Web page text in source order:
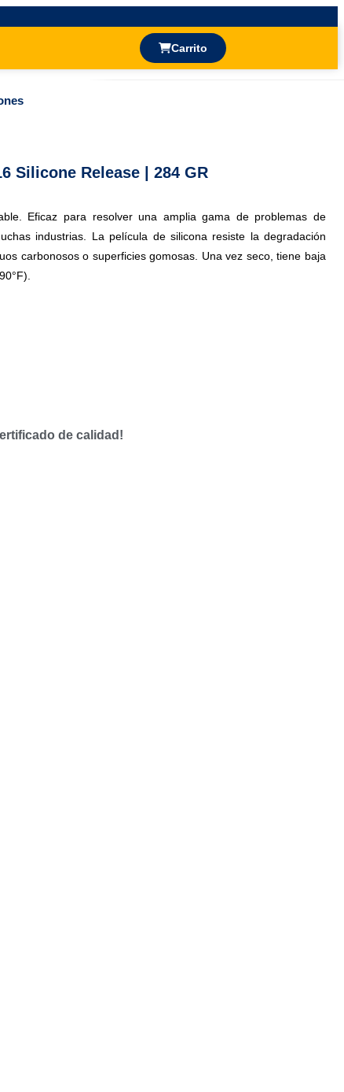
Carrito
Silicone Release | 284 GR
Eficaz para resolver una amplia gama de problemas de
industrias. La película de silicona resiste la degradación
carbonosos o superficies gomosas. Una vez seco, tiene baja
de calidad!